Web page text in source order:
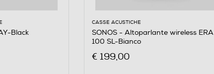
Black
CASSE ACUSTICHE
SONOS - Altoparlante wireless ERA
100 SL-Bianco
€ 199,00